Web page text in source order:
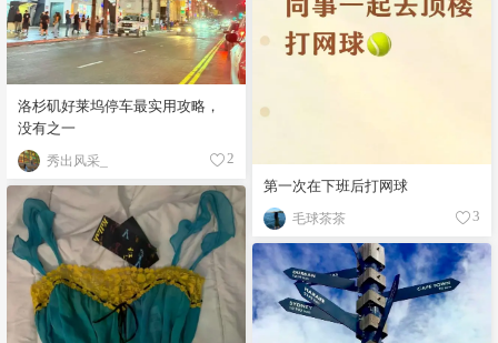
洛杉矶好莱坞停车最实用攻略，
没有之一
秀出风采_ 2
第一次在下班后打网球
毛球茶茶 3